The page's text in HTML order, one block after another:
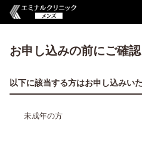
お申し込みの前にご確
以下に該当する方はお申し込みい
未成年の方